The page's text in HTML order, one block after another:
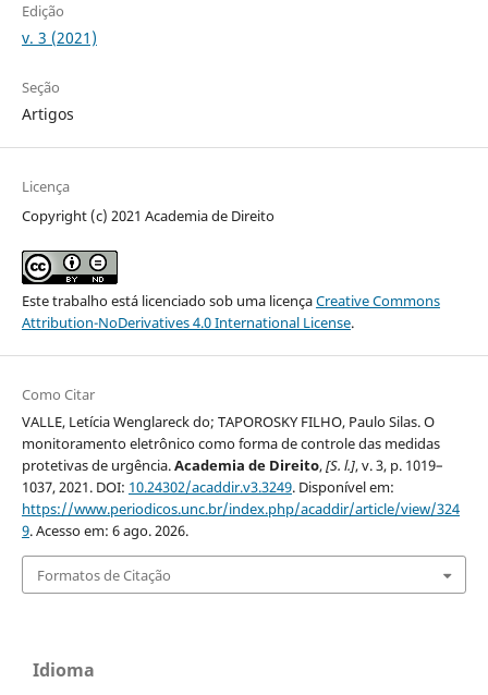
Edição
v. 3 (2021)
Seção
Artigos
Licença
Copyright (c) 2021 Academia de Direito
Este trabalho está licenciado sob uma licençaCreative Commons
Attribution-NoDerivatives 4.0 International License.
Como Citar
VALLE, Letícia Wenglareck do; TAPOROSKY FILHO, Paulo Silas. O
monitoramento eletrônico como forma de controle das medidas
protetivas de urgência.Academia de Direito,[S. l.], v. 3, p. 1019–
1037, 2021. DOI: 10.24302/acaddir.v3.3249. Disponível em:
https://www.periodicos.unc.br/index.php/acaddir/article/view/324
9. Acesso em: 6 ago. 2026.
Formatos de Citação
Idioma